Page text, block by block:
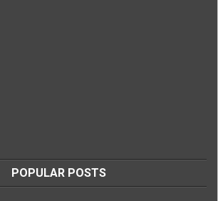
POPULAR POSTS